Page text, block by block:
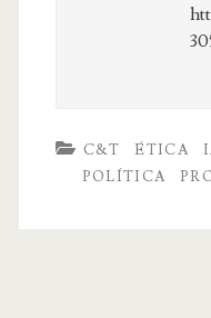
C&T ÉTICA
POLÍTICA